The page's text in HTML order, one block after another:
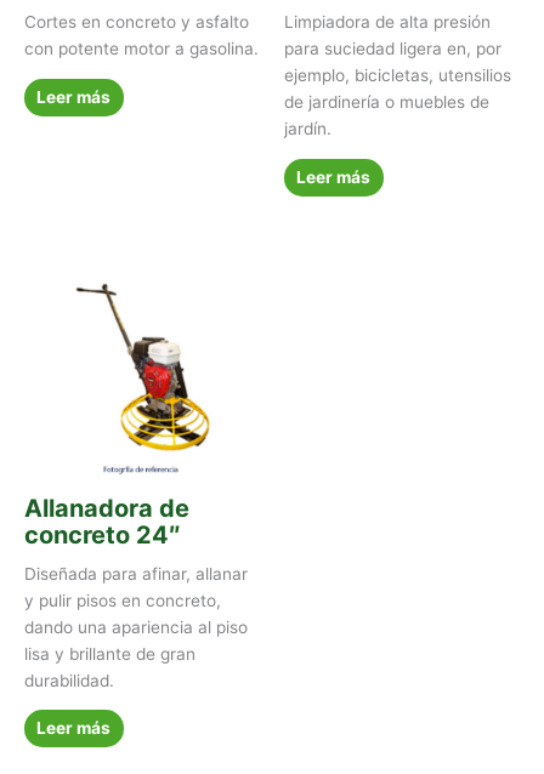
Cortes en concreto y asfalto
con potente motor a gasolina.
Leer más
Limpiadora de alta presión
para suciedad ligera en, por
ejemplo, bicicletas, utensilios
de jardinería o muebles de
jardín.
Leer más
Allanadora de
concreto 24″
Diseñada para afinar, allanar
y pulir pisos en concreto,
dando una apariencia al piso
lisa y brillante de gran
durabilidad.
Leer más